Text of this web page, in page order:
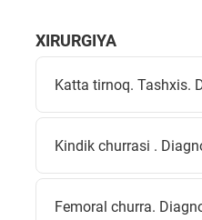
XIRURGIYA
Katta tirnoq. Tashxis.
Kindik churrasi .
Femoral churra.